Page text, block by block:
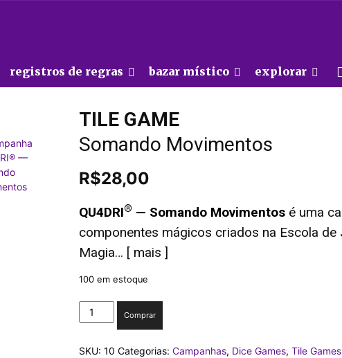
registros de regras bazar místico explorar
TILE GAME
Somando Movimentos
R$28,00
QU4DRI® — Somando Movimentos é uma
componentes mágicos criados na Escola de
Magia… [ mais ]
100 em estoque
TILE
GAMESomando
quantidade
Comprar
SKU:10 Categorias:Campanhas, Dice Games,Tile Games